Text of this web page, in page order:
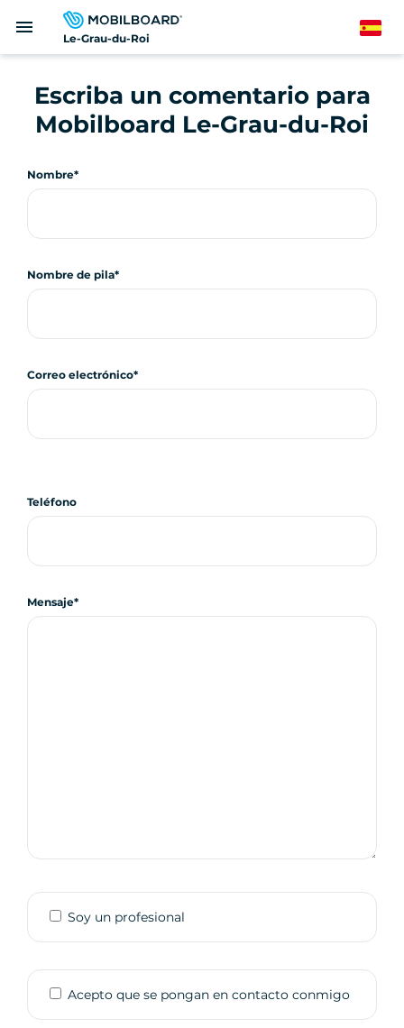
Le-Grau-du-Roi
menu Spanish
Escriba un comentario para
Mobilboard Le-Grau-du-Roi
Nombre
Nombre de pila
Correo electrónico
Teléfono
Mensaje
Soy un profesional
Acepto que se pongan en contacto conmigo